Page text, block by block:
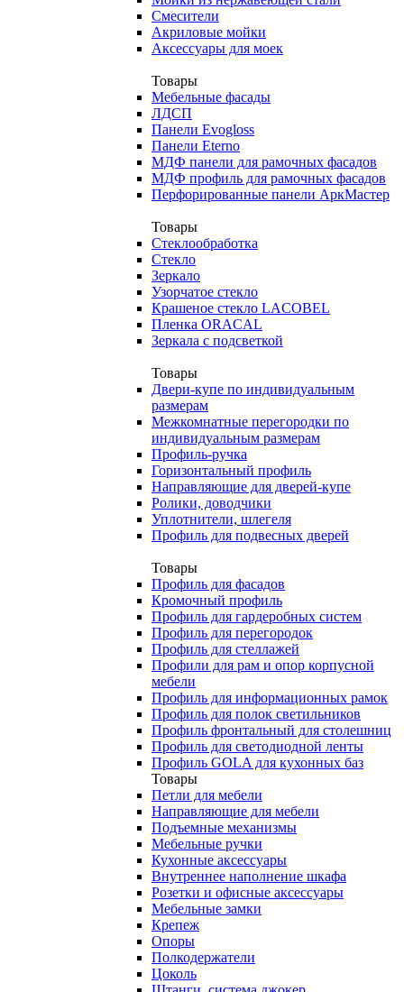
Смесители
Акриловые мойки
Аксессуары для моек
Товары
Мебельные фасады
ЛДСП
Панели Evogloss
Панели Eterno
МДФ панели для рамочных фасадов
МДФ профиль для рамочных фасадов
Перфорированные панели АркМастер
Товары
Стеклообработка
Стекло
Зеркало
Узорчатое стекло
Крашеное стекло LACOBEL
Пленка ORACAL
Зеркала с подсветкой
Товары
Двери-купе по индивидуальным
размерам
Межкомнатные перегородки по
индивидуальным размерам
Профиль-ручка
Горизонтальный профиль
Направляющие для дверей-купе
Ролики, доводчики
Уплотнители, шлегеля
Профиль для подвесных дверей
Товары
Профиль для фасадов
Кромочный профиль
Профиль для гардеробных систем
Профиль для перегородок
Профиль для стеллажей
Профили для рам и опор корпусной
мебели
Профиль для информационных рамок
Профиль для полок светильников
Профиль фронтальный для столешниц
Профиль для светодиодной ленты
Профиль GOLA для кухонных баз
Товары
Петли для мебели
Направляющие для мебели
Подъемные механизмы
Мебельные ручки
Кухонные аксессуары
Внутреннее наполнение шкафа
Розетки и офисные аксессуары
Мебельные замки
Крепеж
Опоры
Полкодержатели
Цоколь